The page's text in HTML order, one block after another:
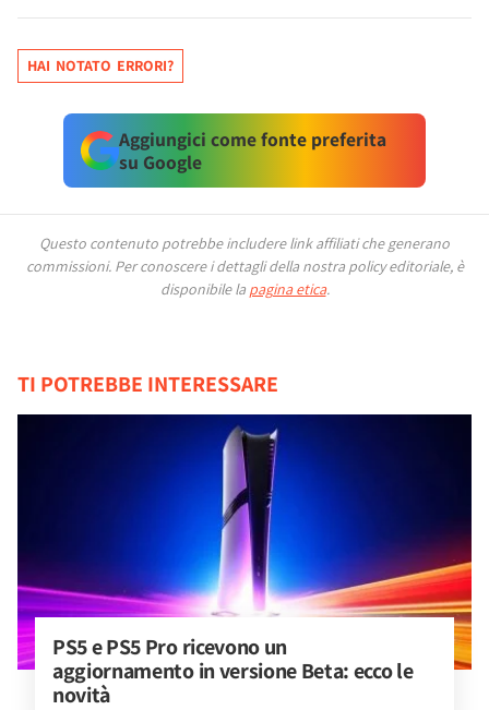
HAI NOTATO ERRORI?
Aggiungici come fonte preferita
su Google
Questo contenuto potrebbe includere link affiliati che generano
commissioni. Per conoscere i dettagli della nostra policy editoriale, è
disponibile la pagina etica.
TI POTREBBE INTERESSARE
PS5 e PS5 Pro ricevono un
aggiornamento in versione Beta: ecco le
novità